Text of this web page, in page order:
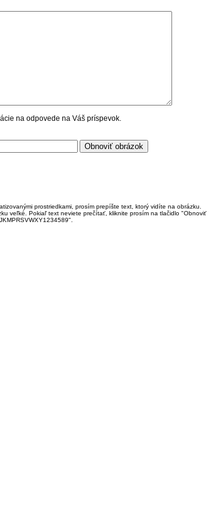
na odpovede na Váš príspevok.
prostriedkami, prosím prepíšte text, ktorý vidíte na obrázku.
veľké. Pokiaľ text neviete prečítať, kliknite prosím na tlačidlo "Obnoviť